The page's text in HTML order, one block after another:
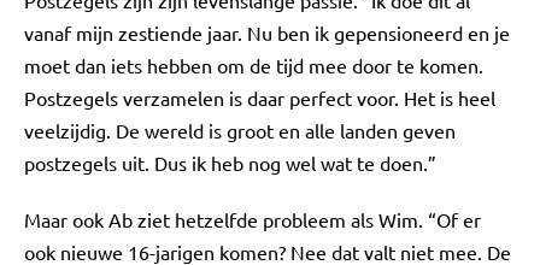
vanaf mijn zestiende jaar. Nu ben ik gepensioneerd en je
moet dan iets hebben om de tijd mee door te komen.
Postzegels verzamelen is daar perfect voor. Het is heel
veelzijdig. De wereld is groot en alle landen geven
postzegels uit. Dus ik heb nog wel wat te doen.”
Maar ook Ab ziet hetzelfde probleem als Wim. “Of er
ook nieuwe 16-jarigen komen? Nee dat valt niet mee. De